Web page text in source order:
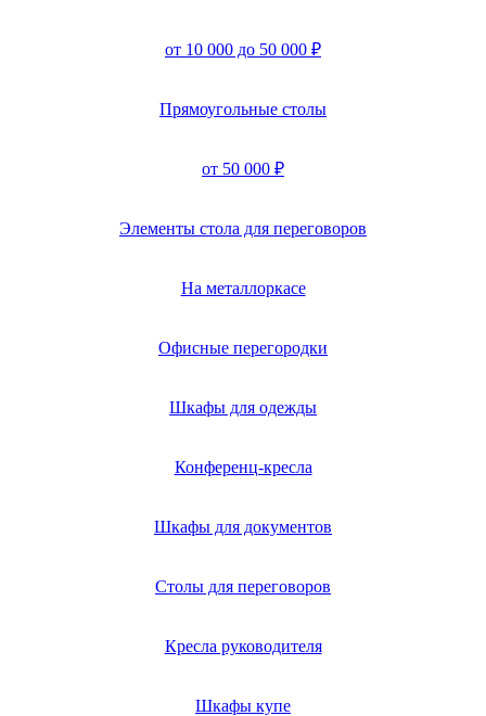
от 10 000 до 50 000 ₽
Прямоугольные столы
от 50 000 ₽
Элементы стола для переговоров
На металлоркасе
Офисные перегородки
Шкафы для одежды
Конференц-кресла
Шкафы для документов
Столы для переговоров
Кресла руководителя
Шкафы купе